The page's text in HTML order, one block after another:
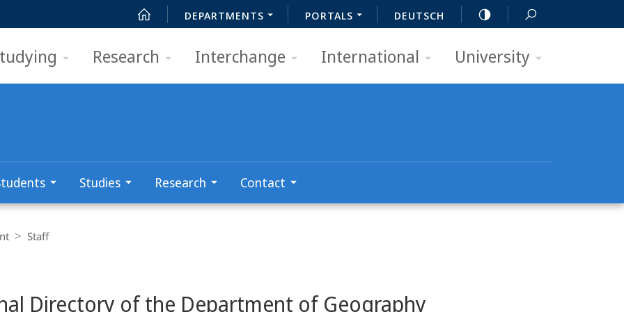
DEPARTMENTS PORTALS DEUTSCH
Research Interchange International University
Studies Research Contact
Staff
Directory of the Department of Geography